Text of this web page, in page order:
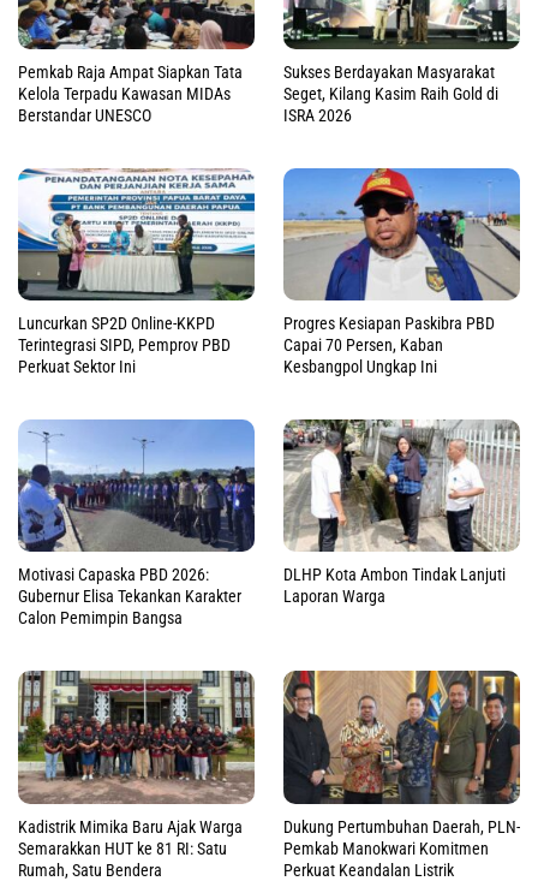
Pemkab Raja Ampat Siapkan Tata
Kelola Terpadu Kawasan MIDAs
Berstandar UNESCO
Sukses Berdayakan Masyarakat
Seget, Kilang Kasim Raih Gold di
ISRA 2026
Luncurkan SP2D Online-KKPD
Terintegrasi SIPD, Pemprov PBD
Perkuat Sektor Ini
Progres Kesiapan Paskibra PBD
Capai 70 Persen, Kaban
Kesbangpol Ungkap Ini
Motivasi Capaska PBD 2026:
Gubernur Elisa Tekankan Karakter
Calon Pemimpin Bangsa
DLHP Kota Ambon Tindak Lanjuti
Laporan Warga
Kadistrik Mimika Baru Ajak Warga
Semarakkan HUT ke 81 RI: Satu
Rumah, Satu Bendera
Dukung Pertumbuhan Daerah, PLN-
Pemkab Manokwari Komitmen
Perkuat Keandalan Listrik